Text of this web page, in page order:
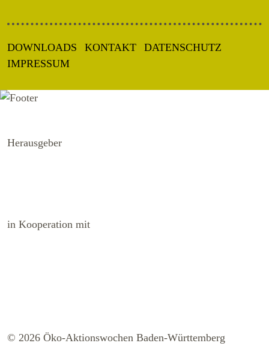
DOWNLOADS KONTAKT
DATENSCHUTZ
IMPRESSUM
Herausgeber
in Kooperation mit
© 2026 Öko-Aktionswochen Baden-Württemberg